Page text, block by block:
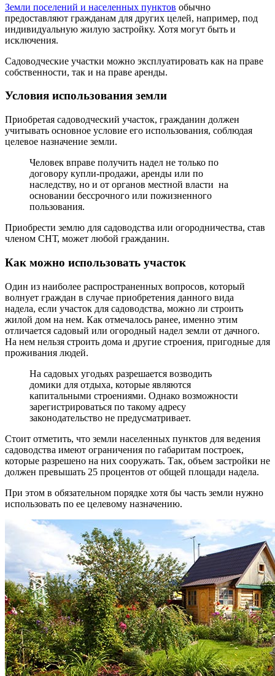
Земли поселений и населенных пунктов обычно
предоставляют гражданам для других целей, например, под
индивидуальную жилую застройку. Хотя могут быть и
исключения.
Садоводческие участки можно эксплуатировать как на праве
собственности, так и на праве аренды.
Условия использования земли
Приобретая садоводческий участок, гражданин должен
учитывать основное условие его использования, соблюдая
целевое назначение земли.
Человек вправе получить надел не только по
договору купли-продажи, аренды или по
наследству, но и от органов местной власти на
основании бессрочного или пожизненного
пользования.
Приобрести землю для садоводства или огородничества, став
членом СНТ, может любой гражданин.
Как можно использовать участок
Один из наиболее распространенных вопросов, который
волнует граждан в случае приобретения данного вида
надела, если участок для садоводства, можно ли строить
жилой дом на нем. Как отмечалось ранее, именно этим
отличается садовый или огородный надел земли от дачного.
На нем нельзя строить дома и другие строения, пригодные для
проживания людей.
На садовых угодьях разрешается возводить
домики для отдыха, которые являются
капитальными строениями. Однако возможности
зарегистрироваться по такому адресу
законодательство не предусматривает.
Стоит отметить, что земли населенных пунктов для ведения
садоводства имеют ограничения по габаритам построек,
которые разрешено на них сооружать. Так, объем застройки не
должен превышать 25 процентов от общей площади надела.
При этом в обязательном порядке хотя бы часть земли нужно
использовать по ее целевому назначению.